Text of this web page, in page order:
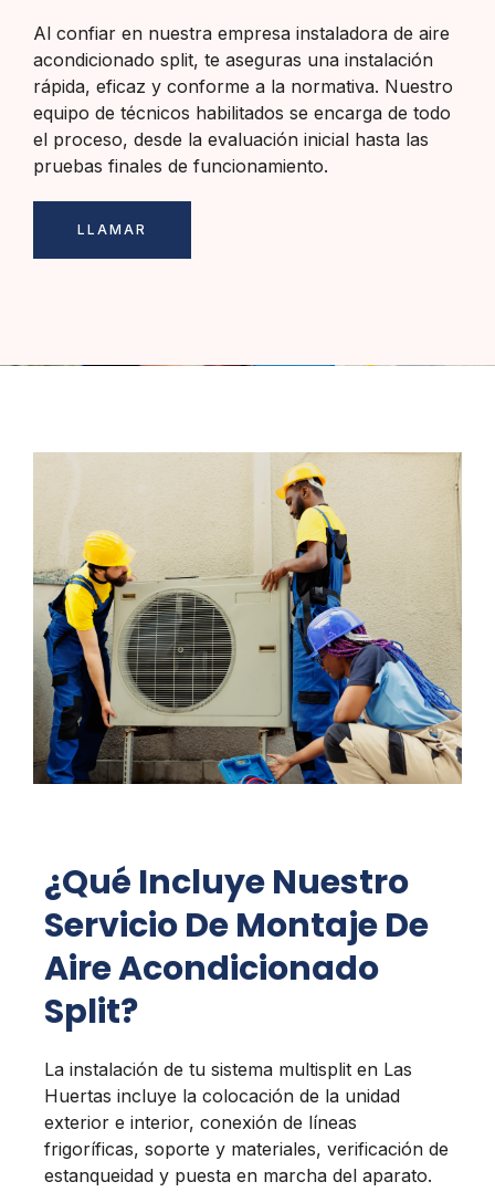
Al confiar en nuestra empresa instaladora de aire
acondicionado split, te aseguras una instalación
rápida, eficaz y conforme a la normativa. Nuestro
equipo de técnicos habilitados se encarga de todo
el proceso, desde la evaluación inicial hasta las
pruebas finales de funcionamiento.
LLAMAR
¿Qué Incluye Nuestro
Servicio De Montaje De
Aire Acondicionado
Split?
La instalación de tu sistema multisplit en Las
Huertas incluye la colocación de la unidad
exterior e interior, conexión de líneas
frigoríficas, soporte y materiales, verificación de
estanqueidad y puesta en marcha del aparato.